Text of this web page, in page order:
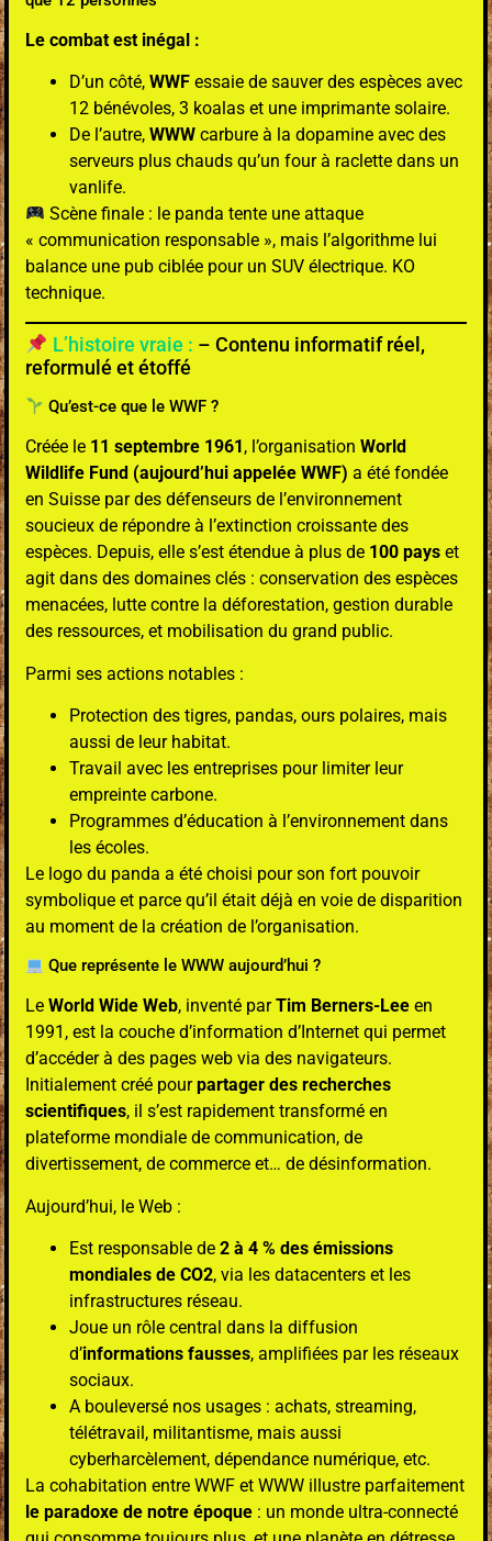
Le combat est inégal :
D’un côté, WWF essaie de sauver des espèces avec
12 bénévoles, 3 koalas et une imprimante solaire.
De l’autre, WWW carbure à la dopamine avec des
serveurs plus chauds qu’un four à raclette dans un
vanlife.
Scène finale : le panda tente une attaque
« communication responsable », mais l’algorithme lui
balance une pub ciblée pour un SUV électrique. KO
technique.
L’histoire vraie : – Contenu informatif réel,
reformulé et étoffé
Qu’est-ce que le WWF ?
Créée le 11 septembre 1961 , l’organisation World
Wildlife Fund (aujourd’hui appelée WWF) a été fondée
en Suisse par des défenseurs de l’environnement
soucieux de répondre à l’extinction croissante des
espèces. Depuis, elle s’est étendue à plus de 100 pays et
agit dans des domaines clés : conservation des espèces
menacées, lutte contre la déforestation, gestion durable
des ressources, et mobilisation du grand public.
Parmi ses actions notables :
Protection des tigres, pandas, ours polaires, mais
aussi de leur habitat.
Travail avec les entreprises pour limiter leur
empreinte carbone.
Programmes d’éducation à l’environnement dans
les écoles.
Le logo du panda a été choisi pour son fort pouvoir
symbolique et parce qu’il était déjà en voie de disparition
au moment de la création de l’organisation.
Que représente le WWW aujourd’hui ?
Le World Wide Web, inventé parTim Berners-Lee en
1991, est la couche d’information d’Internet qui permet
d’accéder à des pages web via des navigateurs.
Initialement créé pourpartager des recherches
scientifiques, il s’est rapidement transformé en
plateforme mondiale de communication, de
divertissement, de commerce et… de désinformation.
Aujourd’hui, le Web :
Est responsable de 2 à 4 % des émissions
mondiales de CO2, via les datacenters et les
infrastructures réseau.
Joue un rôle central dans la diffusion
d’informations fausses, amplifiées par les réseaux
sociaux.
A bouleversé nos usages : achats, streaming,
télétravail, militantisme, mais aussi
cyberharcèlement, dépendance numérique, etc.
La cohabitation entre WWF et WWW illustre parfaitement
le paradoxe de notre époque : un monde ultra-connecté